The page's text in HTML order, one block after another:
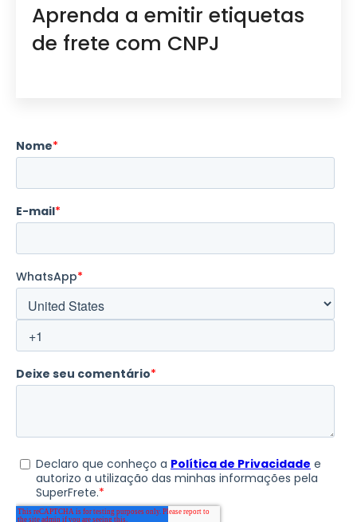
Aprenda a emitir etiquetas
de frete com CNPJ